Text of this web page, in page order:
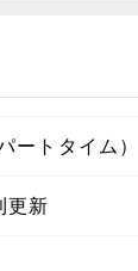
ートタイム）
新